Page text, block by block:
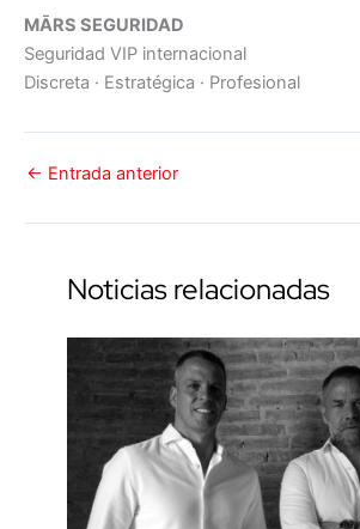
MĀRS SEGURIDAD
Seguridad VIP internacional
Discreta · Estratégica · Profesional
← Entrada anterior
Noticias relacionadas